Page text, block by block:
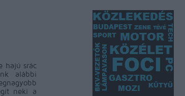
hajú srác
alábbi
neki a